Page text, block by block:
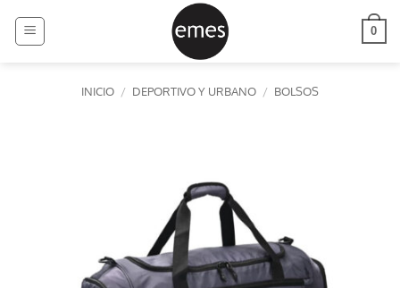
0
INICIO / DEPORTIVO Y URBANO / BOLSOS